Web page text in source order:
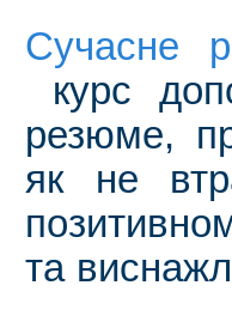
Сучасне
курс
резюме,
як не
та